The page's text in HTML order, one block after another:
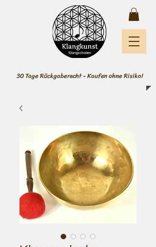
30 Tage Rückgaberecht - Kaufen ohne Risiko!